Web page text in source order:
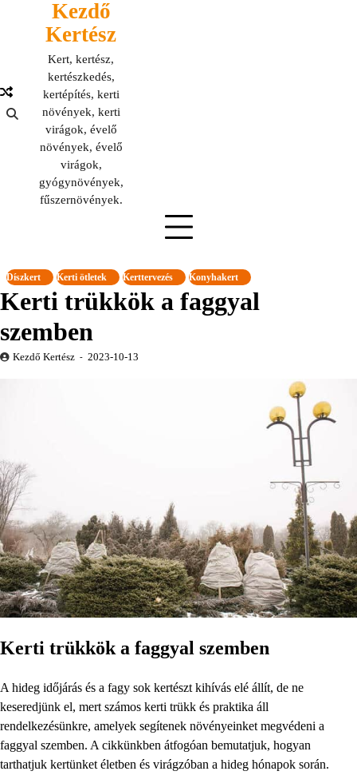
Kezdő
Kertész
Kert, kertész,
kertészkedés,
kertépítés, kerti
növények, kerti
virágok, évelő
növények, évelő
virágok,
gyógynövények,
fűszernövények.
Díszkert Kerti ötletek Kerttervezés Konyhakert
Kerti trükkök a faggyal
szemben
Kezdő Kertész 2023-10-13
Kerti trükkök a faggyal szemben
A hideg időjárás és a fagy sok kertészt kihívás elé állít, de ne
keseredjünk el, mert számos kerti trükk és praktika áll
rendelkezésünkre, amelyek segítenek növényeinket megvédeni a
faggyal szemben. A cikkünkben átfogóan bemutatjuk, hogyan
tarthatjuk kertünket életben és virágzóban a hideg hónapok során.